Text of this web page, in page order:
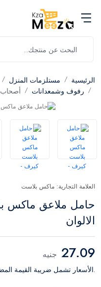
الرئيسية مستلزمات المنزل
رفوف وشمعدانات
أصحاب
العلامة التجارية: ماكس بلاست
حامل ملاعق ماكس
الالوان
27.09 جنيه
.الأسعار تشمل ضريبة القيمة